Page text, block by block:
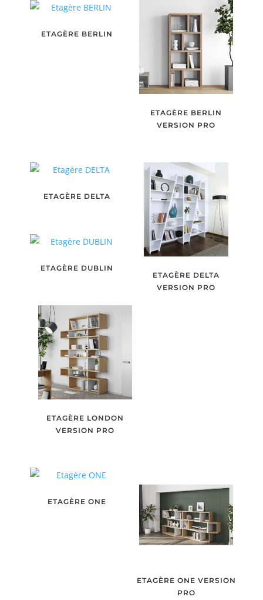
ETAGÈRE BERLIN
ETAGÈRE BERLIN
VERSION PRO
ETAGÈRE DELTA
ETAGÈRE DELTA
VERSION PRO
ETAGÈRE DUBLIN
ETAGÈRE LONDON
VERSION PRO
ETAGÈRE ONE
ETAGÈRE ONE VERSION
PRO